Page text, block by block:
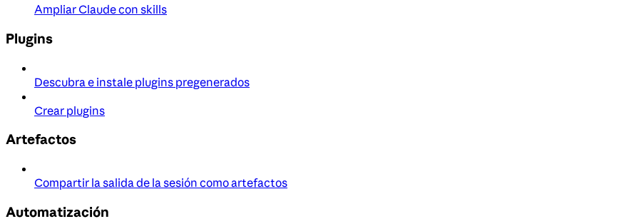
Ampliar Claude con skills
Plugins
Descubra e instale plugins pregenerados
Crear plugins
Artefactos
Compartir la salida de la sesión como artefactos
Automatización